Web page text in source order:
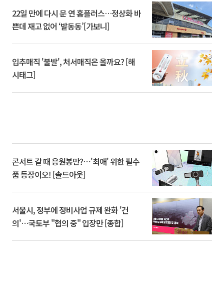
22일 만에 다시 문 연 홈플러스…정상화 바
쁜데 재고 없어 ‘발동동’[가보니]
입추매직 '불발', 처서매직은 올까요? [해
시태그]
콘서트 갈 때 응원봉만?⋯'최애' 위한 필수
품 등장이오! [솔드아웃]
서울시, 정부에 정비사업 규제 완화 '건
의'⋯국토부 "협의 중" 입장만 [종합]